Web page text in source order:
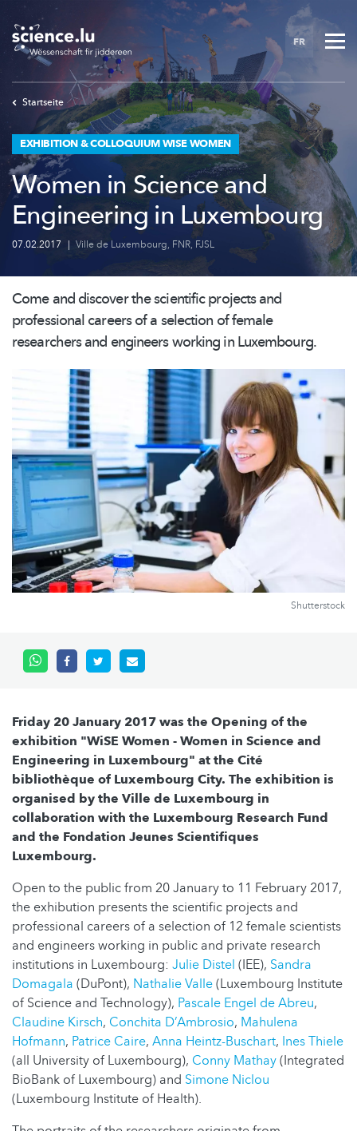
to
main
content
FR
Startseite
EXHIBITION & COLLOQUIUM WISE WOMEN
Women in Science and
Engineering in Luxembourg
07.02.2017 | Ville de Luxembourg, FNR, FJSL
Come and discover the scientific projects and
professional careers of a selection of female
researchers and engineers working in Luxembourg.
Shutterstock
Friday 20 January 2017 was the Opening of the
exhibition "WiSE Women - Women in Science and
Engineering in Luxembourg" at the Cité
bibliothèque of Luxembourg City. The exhibition is
organised by the Ville de Luxembourg in
collaboration with the Luxembourg Research Fund
and the Fondation Jeunes Scientifiques
Luxembourg.
Open to the public from 20 January to 11 February 2017,
the exhibution presents the scientific projects and
professional careers of a selection of 12 female scientists
and engineers working in public and private research
institutions in Luxembourg: Julie Distel (IEE), Sandra
Domagala (DuPont), Nathalie Valle(Luxembourg Institute
of Science and Technology), Pascale Engel de Abreu,
Claudine Kirsch, Conchita D’Ambrosio, Mahulena
Hofmann, Patrice Caire, Anna Heintz-Buschart, Ines Thiele
(all University of Luxembourg), Conny Mathay(Integrated
BioBank of Luxembourg) and Simone Niclou
(Luxembourg Institute of Health).